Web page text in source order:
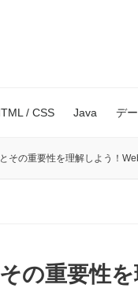
/ CSS Java デ
その重要性を理解しよう！
の重要性